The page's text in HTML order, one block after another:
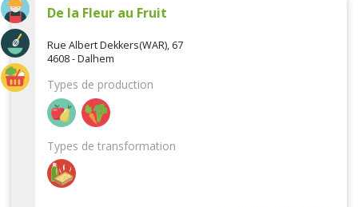
De la Fleur au Fruit
Rue Albert Dekkers(WAR), 67
4608 - Dalhem
Types de production
Types de transformation